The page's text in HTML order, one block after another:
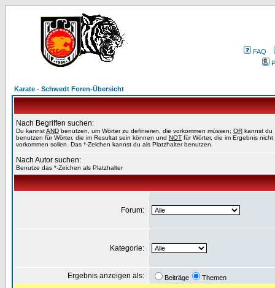
FAQ
Karate - Schwedt Foren-Übersicht
Nach Begriffen suchen:
Du kannstAND benutzen, um Wörter zu definieren, die vorkommen müssen; OR kannst du
benutzen für Wörter, die im Resultat sein können und NOT für Wörter, die im Ergebnis nicht
vorkommen sollen. Das *-Zeichen kannst du als Platzhalter benutzen.
Nach Autor suchen:
Benutze das *-Zeichen als Platzhalter
Forum:
Kategorie:
Ergebnis anzeigen als: Beiträge Themen